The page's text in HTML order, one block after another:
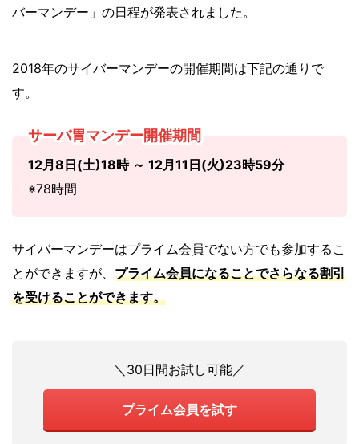
バーマンデー」の日程が発表されました。
2018年のサイバーマンデーの開催期間は下記の通りで
す。
サーバ胃マンデー開催期間
12月8日(土)18時 ～ 12月11日(火)23時59分
※78時間
サイバーマンデーはプライム会員でない方でも参加するこ
とができますが、 プライム会員になることでさらなる割引
を受けることができます。
＼30日間お試し可能／
プライム会員を試す